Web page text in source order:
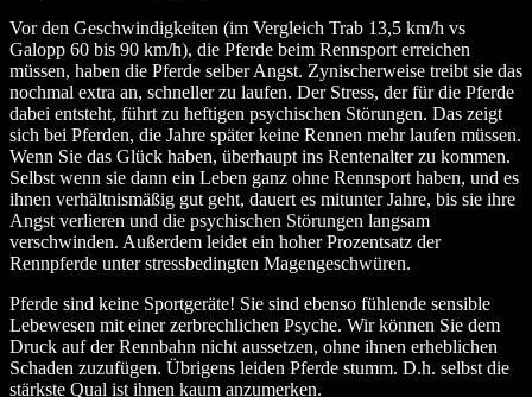
Vor den Geschwindigkeiten (im Vergleich Trab 13,5 km/h vs
Galopp 60 bis 90 km/h), die Pferde beim Rennsport erreichen
müssen, haben die Pferde selber Angst. Zynischerweise treibt sie das
nochmal extra an, schneller zu laufen. Der Stress, der für die Pferde
dabei entsteht, führt zu heftigen psychischen Störungen. Das zeigt
sich bei Pferden, die Jahre später keine Rennen mehr laufen müssen.
Wenn Sie das Glück haben, überhaupt ins Rentenalter zu kommen.
Selbst wenn sie dann ein Leben ganz ohne Rennsport haben, und es
ihnen verhältnismäßig gut geht, dauert es mitunter Jahre, bis sie ihre
Angst verlieren und die psychischen Störungen langsam
verschwinden. Außerdem leidet ein hoher Prozentsatz der
Rennpferde unter stressbedingten Magengeschwüren.
Pferde sind keine Sportgeräte! Sie sind ebenso fühlende sensible
Lebewesen mit einer zerbrechlichen Psyche. Wir können Sie dem
Druck auf der Rennbahn nicht aussetzen, ohne ihnen erheblichen
Schaden zuzufügen. Übrigens leiden Pferde stumm. D.h. selbst die
stärkste Qual ist ihnen kaum anzumerken.